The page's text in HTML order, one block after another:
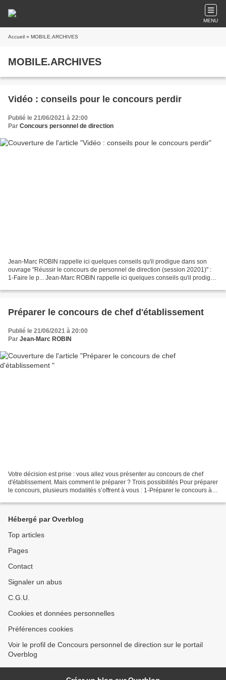
MENU
Accueil » MOBILE.ARCHIVES
MOBILE.ARCHIVES
Vidéo : conseils pour le concours perdir
Publié le 21/06/2021 à 22:00
Par Concours personnel de direction
Jean-Marc ROBIN rappelle ici quelques conseils qu'il prodigue dans son
ouvrage "Réussir le concours de personnel de direction (session 20201)" :
1-Faire le p... Jean-Marc ROBIN rappelle ici quelques conseils qu'il prodigue
Préparer le concours de chef d'établissement
Publié le 21/06/2021 à 20:00
Par Jean-Marc ROBIN
Votre décision est prise : vous allez vous présenter au concours de chef
d'établissement. Mais comment le préparer ? Trois possibilités Pour préparer
le concours, plusieurs modalités s’offrent à vous : 1-Préparer le concours à
Hébergé par Overblog
Top articles
Pages
Contact
Signaler un abus
C.G.U.
Cookies et données personnelles
Préférences cookies
Voir le profil de Concours personnel de direction sur le portail
Overblog